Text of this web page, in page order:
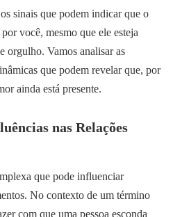
sinais que podem indicar que o
você, mesmo que ele esteja
orgulho. Vamos analisar as
que podem revelar que, por
ainda está presente.
nas Relações
que pode influenciar
No contexto de um término